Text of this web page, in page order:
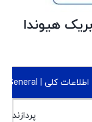
هیوندا
اطلاعات کلی | General
پردازنده